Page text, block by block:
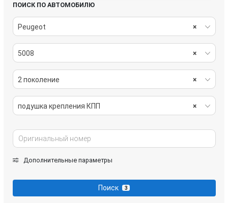
ПОИСК ПО АВТОМОБИЛЮ
×
Peugeot
×
5008
×
2 поколение
×
подушка крепления КПП
Дополнительные параметры
Поиск 3